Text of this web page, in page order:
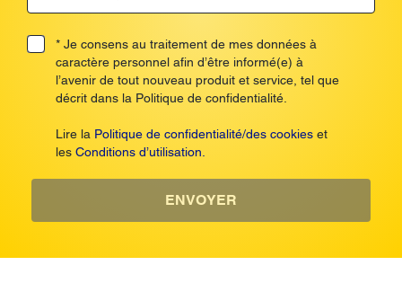
* Je consens au traitement de mes données à
caractère personnel afin d’être informé(e) à
l’avenir de tout nouveau produit et service, tel que
décrit dans la Politique de confidentialité.
Lire la Politique de confidentialité/des cookies et
les Conditions d’utilisation.
ENVOYER